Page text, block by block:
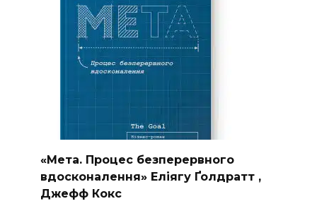
«Мета. Процес безперервного
вдосконалення» Еліягу Ґолдратт ,
Джефф Кокс